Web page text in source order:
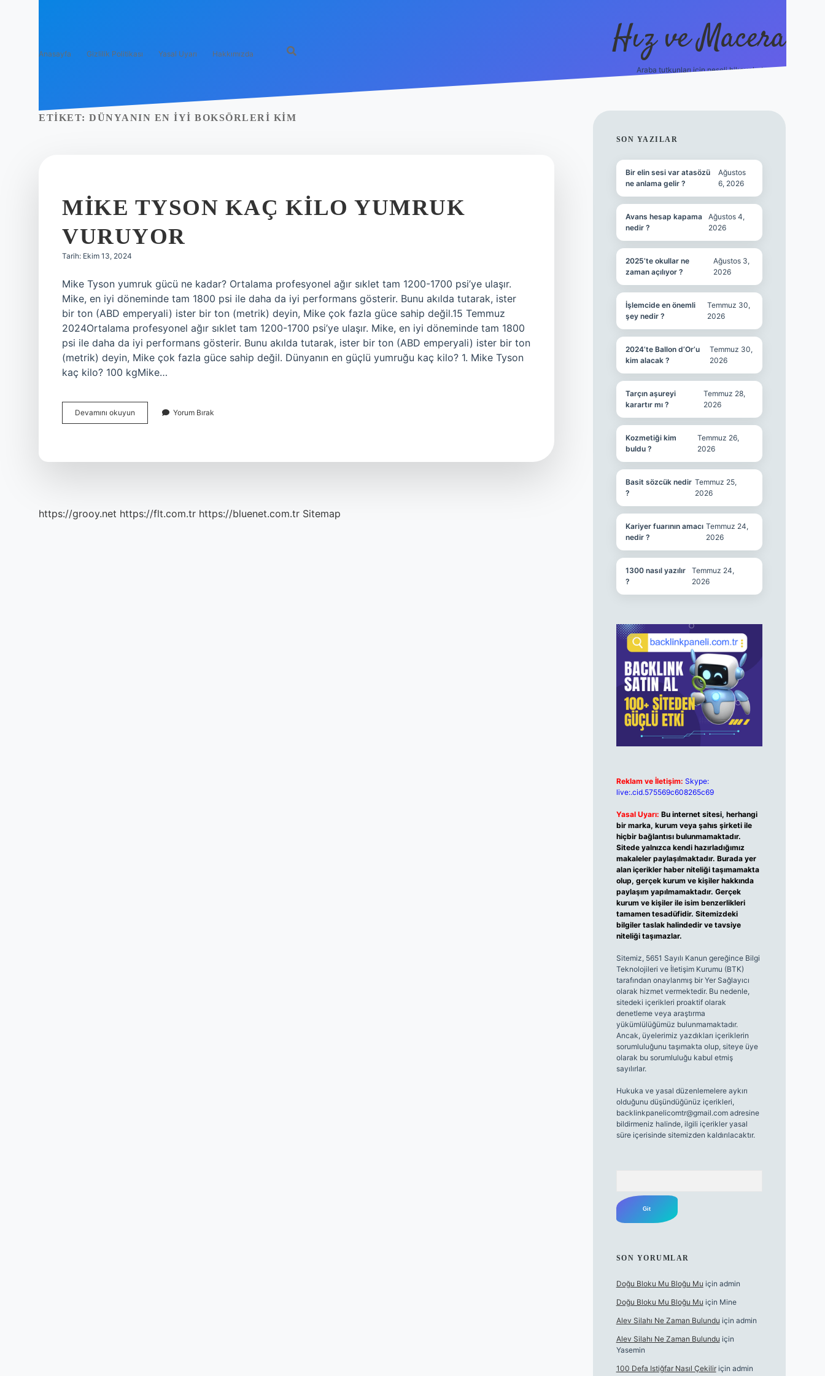
Anasayfa Gizlilik Politikası Yasal Uyarı Hakkımızda Hız ve Macera
Araba tutkunları için neşeli hikayeler!
ETIKET: DÜNYANIN EN IYI BOKSÖRLERI KIM
MIKE TYSON KAÇ KILO YUMRUK
VURUYOR
Tarih: Ekim 13, 2024
Mike Tyson yumruk gücü ne kadar? Ortalama profesyonel ağır sıklet tam 1200-1700 psi’ye ulaşır.
Mike, en iyi döneminde tam 1800 psi ile daha da iyi performans gösterir. Bunu akılda tutarak, ister
bir ton (ABD emperyali) ister bir ton (metrik) deyin, Mike çok fazla güce sahip değil.15 Temmuz
2024Ortalama profesyonel ağır sıklet tam 1200-1700 psi’ye ulaşır. Mike, en iyi döneminde tam 1800
psi ile daha da iyi performans gösterir. Bunu akılda tutarak, ister bir ton (ABD emperyali) ister bir ton
(metrik) deyin, Mike çok fazla güce sahip değil. Dünyanın en güçlü yumruğu kaç kilo? 1. Mike Tyson
kaç kilo? 100 kgMike…
Devamını okuyun
Tyson
Yorum Bırak
https://grooy.net https://flt.com.tr https://bluenet.com.tr Sitemap
SIDEBAR
SON YAZILAR
Bir elin sesi var atasözü
ne anlama gelir ?
Ağustos
6, 2026
Avans hesap kapama
nedir ?
Ağustos 4,
2026
2025’te okullar ne
zaman açılıyor ?
Ağustos 3,
2026
İşlemcide en önemli
şey nedir ?
Temmuz 30,
2026
2024’te Ballon d’Or’u
kim alacak ?
Temmuz 30,
2026
Tarçın aşureyi
karartır mı ?
Temmuz 28,
2026
Kozmetiği kim
buldu ?
Temmuz 26,
2026
Basit sözcük nedir
?
Temmuz 25,
2026
Kariyer fuarının amacı
nedir ?
Temmuz 24,
2026
1300 nasıl yazılır
?
Temmuz 24,
2026
Reklam ve İletişim: Skype:
live:.cid.575569c608265c69
Yasal Uyarı: Bu internet sitesi, herhangi
bir marka, kurum veya şahıs şirketi ile
hiçbir bağlantısı bulunmamaktadır.
Sitede yalnızca kendi hazırladığımız
makaleler paylaşılmaktadır. Burada yer
alan içerikler haber niteliği taşımamakta
olup, gerçek kurum ve kişiler hakkında
paylaşım yapılmamaktadır. Gerçek
kurum ve kişiler ile isim benzerlikleri
tamamen tesadüfidir. Sitemizdeki
bilgiler taslak halindedir ve tavsiye
niteliği taşımazlar.
Sitemiz, 5651 Sayılı Kanun gereğince Bilgi
Teknolojileri ve İletişim Kurumu (BTK)
tarafından onaylanmış bir Yer Sağlayıcı
olarak hizmet vermektedir. Bu nedenle,
sitedeki içerikleri proaktif olarak
denetleme veya araştırma
yükümlülüğümüz bulunmamaktadır.
Ancak, üyelerimiz yazdıkları içeriklerin
sorumluluğunu taşımakta olup, siteye üye
olarak bu sorumluluğu kabul etmiş
sayılırlar.
Hukuka ve yasal düzenlemelere aykırı
olduğunu düşündüğünüz içerikleri,
backlinkpanelicomtr@gmail.comadresine
bildirmeniz halinde, ilgili içerikler yasal
süre içerisinde sitemizden kaldırılacaktır.
SON YORUMLAR
Doğu Bloku Mu Bloğu Mu için admin
Doğu Bloku Mu Bloğu Mu için Mine
Alev Silahı Ne Zaman Bulundu için admin
Alev Silahı Ne Zaman Bulundu için
Yasemin
100 Defa Istiğfar Nasıl Çekiliriçin admin
tulipbet.online